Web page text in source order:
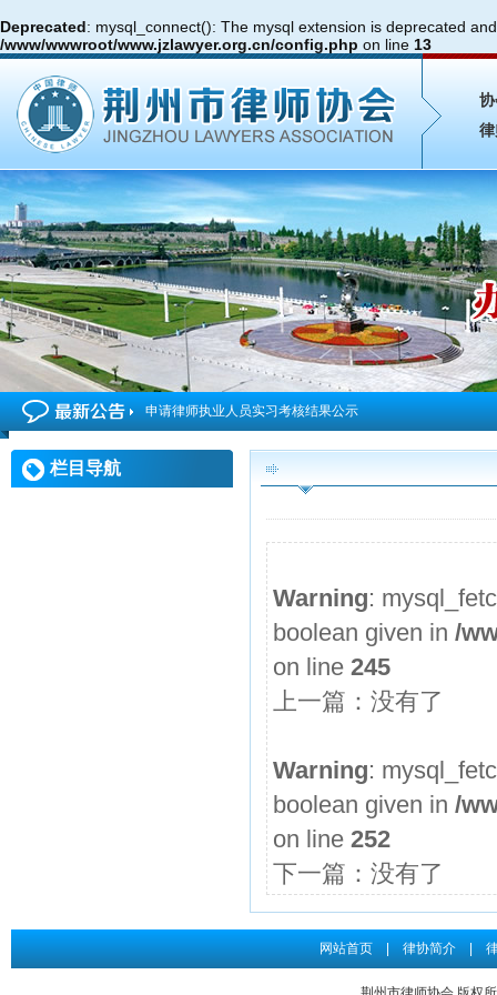
Deprecated: mysql_connect(): The mysql extension is deprecated
/www/wwwroot/www.jzlawyer.org.cn/config.php on line 13
申请律师执业人员实习考核结果公示
2026年度第4期申请律师执业人员参加面试考核的通知
申请律师执业人员实习考核结果公示
申请律师执业人员实习考核结果公示
2026年度第2期申请律师执业人员参加面试考核的通知
申请律师执业人员实习考核结果公示
2026年度第1期申请律师执业人员参加面试考核的通知
关于给予王道发律师“中止会员权利三个月”行业纪律处分...
申请律师执业人员实习考核结果公示
栏目导航
Warning:
boolean given in/
on line245
上一篇：没有了
Warning:
boolean given in/
on line252
下一篇：没有了
网站首页 |律协简介 |